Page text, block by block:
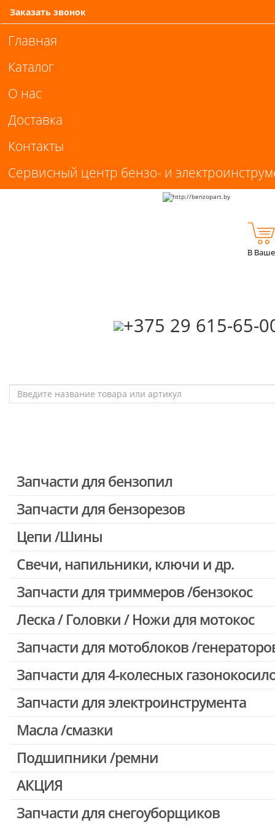
Заказать звонок
Главная
Каталог
О нас
Доставка
Контакты
Сервисный центр бензо- и
‎+375 29 615-65-
В
Запчасти для бензопил
Запчасти для бензопил Stihl
Запчасти для бензопил Oleo-mac, Echo и др.
Запчасти для бензорезов
Цепи /Шины
Свечи, напильники, ключи и др.
Запчасти для триммеров /бензокос
Запчасти для Китайских триммеров
Леска / Головки / Ножи для мотокос
Запчасти для мотоблоков /
Запчасти для 4-колесных
Запчасти для электроинструмента
Двигатели, редукторы для шуруповертов
Выключатели, переключатели
Запчасти для перфораторов и отбойных молотков
Запчасти для УШМ (болгарок)
Масла /смазки
Подшипники /ремни
АКЦИЯ
Скидка 50%
Запчасти для снегоуборщиков